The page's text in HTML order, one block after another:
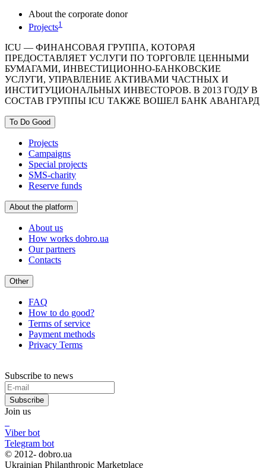
About the corporate donor
Projects1
ICU — ФИНАНСОВАЯ ГРУППА, КОТОРАЯ
ПРЕДОСТАВЛЯЕТ УСЛУГИ ПО ТОРГОВЛЕ ЦЕННЫМИ
БУМАГАМИ, ИНВЕСТИЦИОННО-БАНКОВСКИЕ
УСЛУГИ, УПРАВЛЕНИЕ АКТИВАМИ ЧАСТНЫХ И
ИНСТИТУЦИОНАЛЬНЫХ ИНВЕСТОРОВ. В 2013 ГОДУ В
СОСТАВ ГРУППЫ ICU ТАКЖЕ ВОШЕЛ БАНК АВАНГАРД
To Do Good
Projects
Campaigns
Special projects
SMS-charity
Reserve funds
About the platform
About us
How works dobro.ua
Our partners
Contacts
Other
FAQ
How to do good?
Terms of service
Payment methods
Privacy Terms
Subscribe to news
Subscribe
Join us
Viber bot
Telegram bot
© 2012- dobro.ua
Ukrainian Philanthropic Marketplace